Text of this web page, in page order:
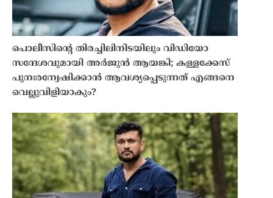
പൊലീസിൻ്റെ തിരച്ചിലിനിടയിലും വിഡിയോ
സന്ദേശവുമായി അർജുൻ ആയങ്കി; കള്ളക്കേസ്
പുനഃരന്വേഷിക്കാൻ ആവശ്യപ്പെടുന്നത് എങ്ങനെ
വെല്ലുവിളിയാകും?